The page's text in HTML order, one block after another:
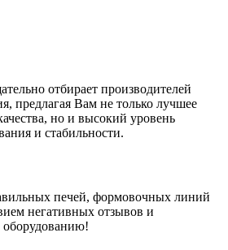
отбирает производителей
предлагая Вам не только лучшее
но и высокий уровень
и стабильности.
печей, формовочных линий
негативных отзывов и